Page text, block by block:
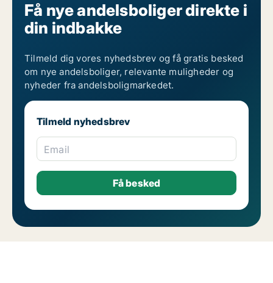
Få nye andelsboliger direkte i
din indbakke
Tilmeld dig vores nyhedsbrev og få gratis besked
om nye andelsboliger, relevante muligheder og
nyheder fra andelsboligmarkedet.
Tilmeld nyhedsbrev
Email